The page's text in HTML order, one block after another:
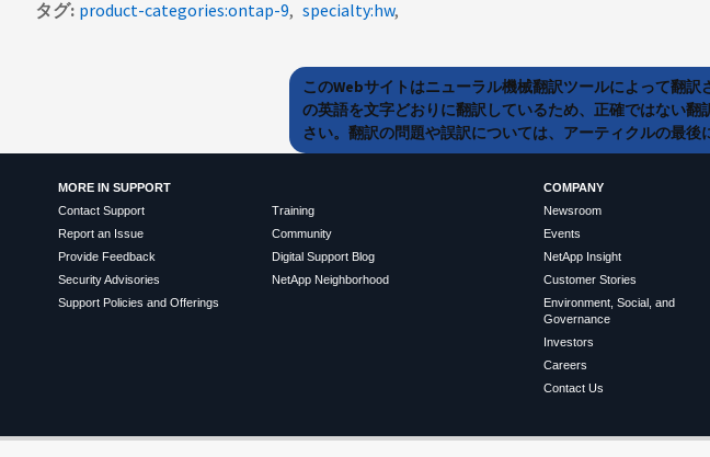
タグ product-categories:ontap-9 specialty:hw
このWebサイトはニューラル機械翻訳ツールによって翻
の英語を文字どおりに翻訳しているため、正確ではない
さい。翻訳の問題や誤訳については、アーティクルの最
MORE IN SUPPORT
Contact Support
Report an Issue
Provide Feedback
Security Advisories
Support Policies and Offerings
Training
Community
Digital Support Blog
NetApp Neighborhood
COMPANY
Newsroom
Events
NetApp Insight
Customer Stories
Environment, Social, and
Governance
Investors
Careers
Contact Us